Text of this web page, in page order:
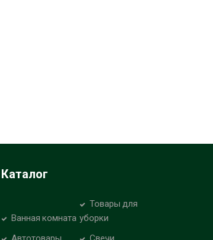
Каталог
Ванная комната
Товары для
уборки